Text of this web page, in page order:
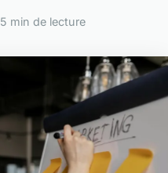
5 min de lecture